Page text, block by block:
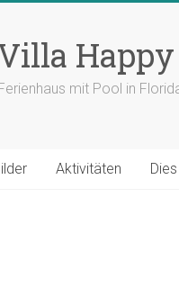
mit Pool in
Aktivitäten